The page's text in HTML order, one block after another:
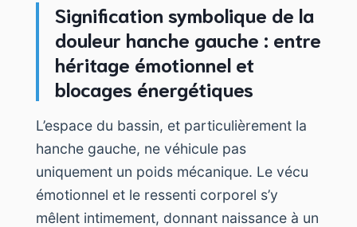
Signification symbolique de la
douleur hanche gauche : entre
héritage émotionnel et
blocages énergétiques
L’espace du bassin, et particulièrement la
hanche gauche, ne véhicule pas
uniquement un poids mécanique. Le vécu
émotionnel et le ressenti corporel s’y
mêlent intimement, donnant naissance à un